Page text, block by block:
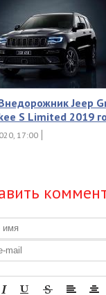
Jeep
S Limited 2019
17:00